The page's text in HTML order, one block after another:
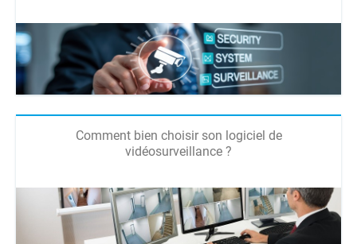
Comment bien choisir son logiciel de
vidéosurveillance ?